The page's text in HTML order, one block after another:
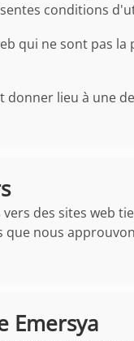
conditions
qui ne sont pas
donner lieu à une
des sites web
nous
Emersya